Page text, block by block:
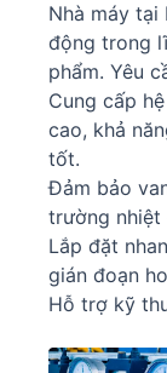
Nhà máy tại
động trong
phẩm. Yêu
Cung cấp
cao, khả
tốt.
Đảm bảo
trường nhiệt
Lắp đặt
gián đoạn
Hỗ trợ kỹ